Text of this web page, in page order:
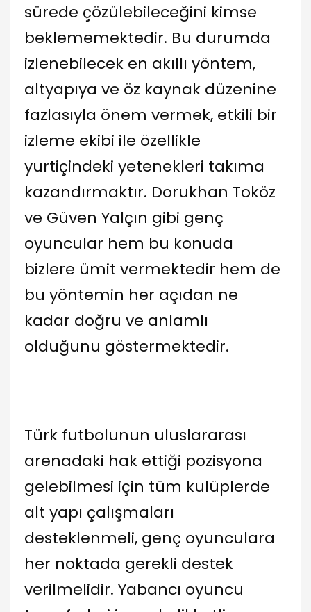
sürede çözülebileceğini kimse
beklememektedir. Bu durumda
izlenebilecek en akıllı yöntem,
altyapıya ve öz kaynak düzenine
fazlasıyla önem vermek, etkili bir
izleme ekibi ile özellikle
yurtiçindeki yetenekleri takıma
kazandırmaktır. Dorukhan Toköz
ve Güven Yalçın gibi genç
oyuncular hem bu konuda
bizlere ümit vermektedir hem de
bu yöntemin her açıdan ne
kadar doğru ve anlamlı
olduğunu göstermektedir.
Türk futbolunun uluslararası
arenadaki hak ettiği pozisyona
gelebilmesi için tüm kulüplerde
alt yapı çalışmaları
desteklenmeli, genç oyunculara
her noktada gerekli destek
verilmelidir. Yabancı oyuncu